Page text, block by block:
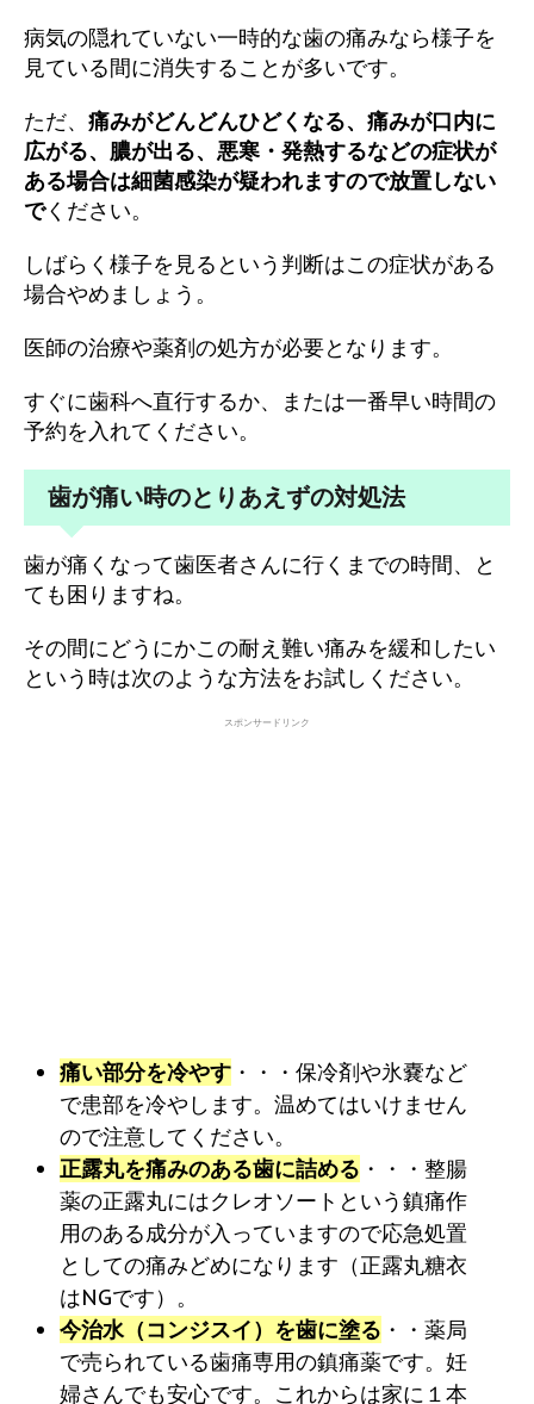
病気の隠れていない一時的な歯の痛みなら様子を
見ている間に消失することが多いです。
ただ、 痛みがどんどんひどくなる、痛みが口内に
広がる、膿が出る、悪寒・発熱するなどの症状が
ある場合は細菌感染が疑われますので放置しない
でください。
しばらく様子を見るという判断はこの症状がある
場合やめましょう。
医師の治療や薬剤の処方が必要となります。
すぐに歯科へ直行するか、または一番早い時間の
予約を入れてください。
歯が痛い時のとりあえずの対処法
歯が痛くなって歯医者さんに行くまでの時間、と
ても困りますね。
その間にどうにかこの耐え難い痛みを緩和したい
という時は次のような方法をお試しください。
スポンサードリンク
痛い部分を冷やす ・・・保冷剤や氷嚢など
で患部を冷やします。温めてはいけません
ので注意してください。
正露丸を痛みのある歯に詰める ・・・整腸
薬の正露丸にはクレオソートという鎮痛作
用のある成分が入っていますので応急処置
としての痛みどめになります（正露丸糖衣
はNGです）。
今治水（コンジスイ）を歯に塗る ・・薬局
で売られている歯痛専用の鎮痛薬です。妊
婦さんでも安心です。これからは家に１本